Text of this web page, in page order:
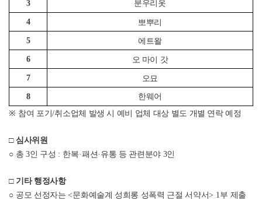
3 분우리옷
4 뽀뿌리
5 에트왈
6 오 마이 갓
7 오묘
8
한웨어
※ 참여 포기/취소업체 발생 시 예비 업체 대상 별도 개별 연락 예정
□ 심사위원
○ 총3인 구성 : 한복·패션· 유통 등 관련 분야 3인
□ 기타 행정사항
○ 공모 선정자는<문화예술계 성희롱 성폭력 근절 서약서> 1부 제출